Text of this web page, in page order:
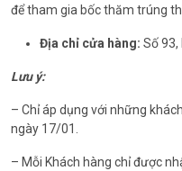
để tham gia bốc thăm trúng
Địa chỉ cửa hàng: Số 93,
Lưu ý:
– Chỉ áp dụng với những
ngày 17/01.
– Mỗi Khách hàng chỉ được